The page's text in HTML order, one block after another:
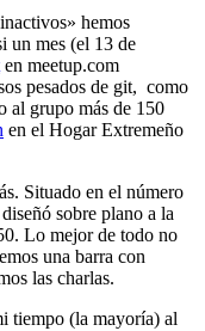
hemos
un mes (el 13 de
en meetup.com
pesados de git, como
al grupo más de 150
en el Hogar Extremeño
Situado en el número
sobre plano a la
Lo mejor de todo no
una barra con
las charlas.
tiempo (la mayoría) al